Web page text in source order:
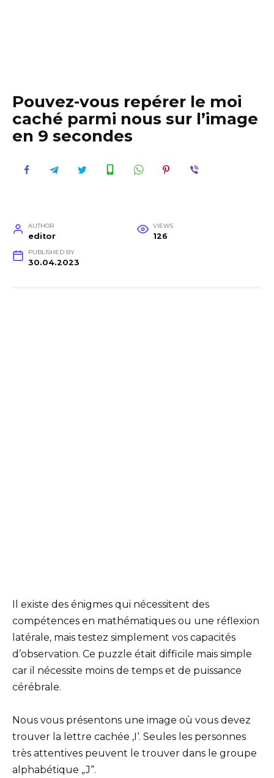
Pouvez-vous repérer le moi
caché parmi nous sur l’image
en 9 secondes
AUTHOR
editor
VIEWS
126
PUBLISHED BY
30.04.2023
Il existe des énigmes qui nécessitent des
compétences en mathématiques ou une réflexion
latérale, mais testez simplement vos capacités
d’observation. Ce puzzle était difficile mais simple
car il nécessite moins de temps et de puissance
cérébrale.
Nous vous présentons une image où vous devez
trouver la lettre cachée ‚I‘. Seules les personnes
très attentives peuvent le trouver dans le groupe
alphabétique „J“.